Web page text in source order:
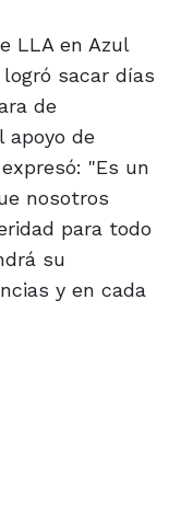
LLA en Azul
sacar días
de
apoyo de
"Es un
nosotros
para todo
su
y en cada